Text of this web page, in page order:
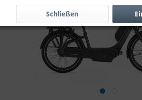
Schließen